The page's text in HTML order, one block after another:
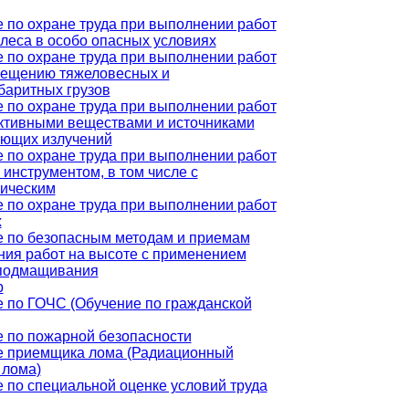
по охране труда при выполнении работ
в особо опасных условиях
по охране труда при выполнении работ
тяжеловесных и
грузов
по охране труда при выполнении работ
веществами и источниками
излучений
по охране труда при выполнении работ
в том числе с
по охране труда при выполнении работ
по безопасным методам и приемам
работ на высоте с применением
по ГОЧС (Обучение по гражданской
по пожарной безопасности
приемщика лома (Радиационный
лома)
по специальной оценке условий труда